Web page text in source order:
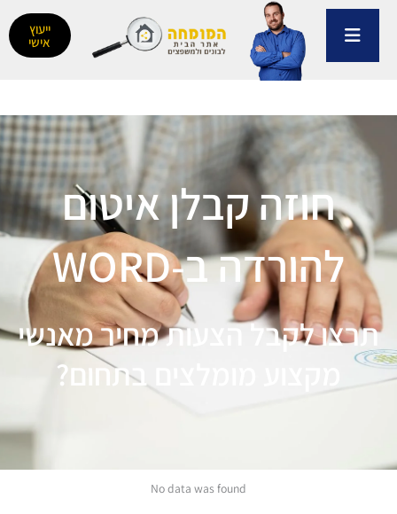
דילוג
ייעוץ
אישי
חוזה קבלן איטום
להורדה ב-WORD
תרצו לקבל הצעות מחיר מאנשי
מקצוע מומלצים בתחום?
No data was found